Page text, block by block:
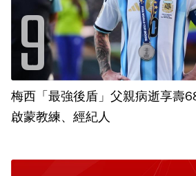
梅西「最強後盾」父親病逝享壽
啟蒙教練、經紀人